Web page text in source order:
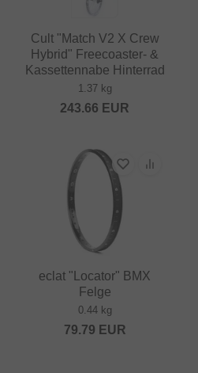
Cult "Match V2 X Crew
Hybrid" Freecoaster- &
Kassettennabe Hinterrad
1.37 kg
243.66 EUR
eclat "Locator" BMX
Felge
0.44 kg
79.79 EUR